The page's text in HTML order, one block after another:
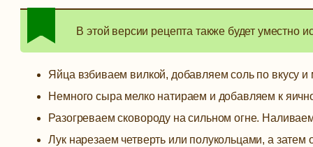
В этой версии рецепта также будет уместно
Яйца взбиваем вилкой, добавляем соль по вкусу и
Немного сыра мелко натираем и добавляем к
Разогреваем сковороду на сильном огне.
Лук нарезаем четверть или полукольцами, а затем